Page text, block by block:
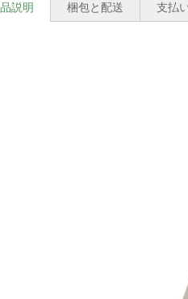
説明 梱包と配送 支払